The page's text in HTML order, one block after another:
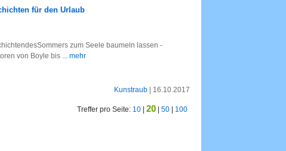
für den Urlaub
zum Seele baumeln lassen -
von Boyle bis ... mehr
Kunstraub | 16.10.2017
Treffer pro Seite: 10 20 50 100